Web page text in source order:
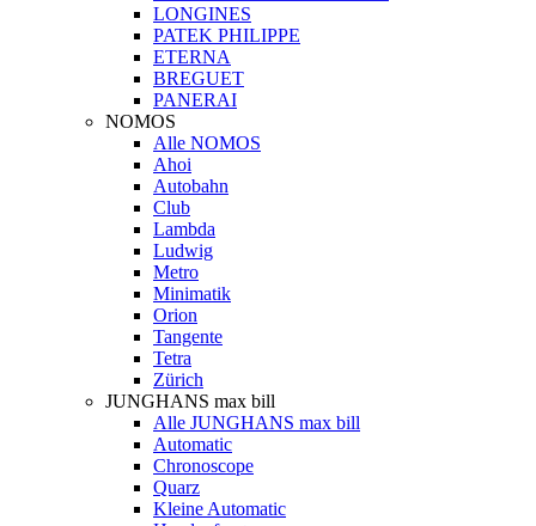
LONGINES
PATEK PHILIPPE
ETERNA
BREGUET
PANERAI
NOMOS
Alle NOMOS
Ahoi
Autobahn
Club
Lambda
Ludwig
Metro
Minimatik
Orion
Tangente
Tetra
Zürich
JUNGHANS max bill
Alle JUNGHANS max bill
Automatic
Chronoscope
Quarz
Kleine Automatic